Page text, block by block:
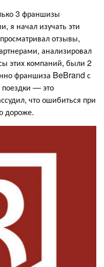
3 франшизы
я начал изучать эти
отзывы,
анализировал
этих компаний, были 2
франшиза BeBrand с
— это
что ошибиться при
дороже.